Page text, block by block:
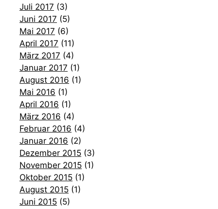
Juli 2017 (3)
Juni 2017 (5)
Mai 2017 (6)
April 2017 (11)
März 2017 (4)
Januar 2017 (1)
August 2016 (1)
Mai 2016 (1)
April 2016 (1)
März 2016 (4)
Februar 2016 (4)
Januar 2016 (2)
Dezember 2015 (3)
November 2015 (1)
Oktober 2015 (1)
August 2015 (1)
Juni 2015 (5)